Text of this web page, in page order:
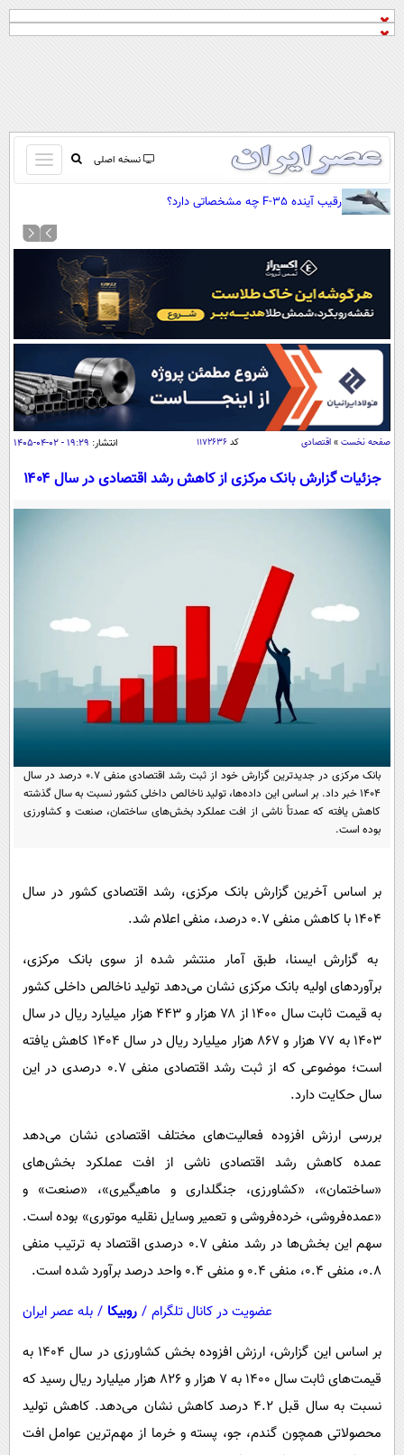
نسخه اصلی
باز
و
کردن
منو
صفحه اول
آرشیو
نظرسنجی
آب و هوا
اوقات شرعی
سواد زندگی
اقتصاد
اقتصادی
جامعه
سفر و تفریح
اخبار کریپتو
سرگرمی
باشگاه مغز
فیلم
اقتصاد
سیاست
سرگرمی
گوناگون
حوادث
سلامت
فرهنگی
بین الملل
عصر ایران 2
داستان کوتاه
پیامک
دانلود
رقیب آینده F-35 چه مشخصاتی دارد؟
صفحه نخست » اقتصادی کد ۱۱۷۲۶۳۶ انتشار: ۱۹:۲۹ - ۰۲-۰۴-۱۴۰۵
جزئیات گزارش بانک مرکزی از کاهش رشد اقتصادی در سال ۱۴۰۴
بانک مرکزی در جدیدترین گزارش خود از ثبت رشد اقتصادی منفی ۰.۷ درصد در سال
۱۴۰۴ خبر داد. بر اساس این داده‌ها، تولید ناخالص داخلی کشور نسبت به سال گذشته
کاهش یافته که عمدتاً ناشی از افت عملکرد بخش‌های ساختمان، صنعت و کشاورزی
بوده است.
بر اساس آخرین گزارش بانک مرکزی، رشد اقتصادی کشور در سال
۱۴۰۴ با کاهش منفی ۰.۷ درصد، منفی اعلام شد.
به گزارش ایسنا، طبق آمار منتشر شده از سوی بانک مرکزی،
برآوردهای اولیه بانک مرکزی نشان می‌دهد تولید ناخالص داخلی کشور
به قیمت ثابت سال ۱۴۰۰ از ۷۸ هزار و ۴۴۳ هزار میلیارد ریال در سال
۱۴۰۳ به ۷۷ هزار و ۸۶۷ هزار میلیارد ریال در سال ۱۴۰۴ کاهش یافته
است؛ موضوعی که از ثبت رشد اقتصادی منفی ۰.۷ درصدی در این
سال حکایت دارد.
بررسی ارزش افزوده فعالیت‌های مختلف اقتصادی نشان می‌دهد
عمده کاهش رشد اقتصادی ناشی از افت عملکرد بخش‌های
«ساختمان»، «کشاورزی، جنگلداری و ماهیگیری»، «صنعت» و
«عمده‌فروشی، خرده‌فروشی و تعمیر وسایل نقلیه موتوری» بوده است.
سهم این بخش‌ها در رشد منفی ۰.۷ درصدی اقتصاد به ترتیب منفی
۰.۸، منفی ۰.۴، منفی ۰.۴ و منفی ۰.۴ واحد درصد برآورد شده است.
عضویت در کانال تلگرام / روبیکا / بله عصر ایران
بر اساس این گزارش، ارزش افزوده بخش کشاورزی در سال ۱۴۰۴ به
قیمت‌های ثابت سال ۱۴۰۰ به ۷ هزار و ۸۲۶ هزار میلیارد ریال رسید که
نسبت به سال قبل ۴.۲ درصد کاهش نشان می‌دهد. کاهش تولید
محصولاتی همچون گندم، جو، پسته و خرما از مهم‌ترین عوامل افت